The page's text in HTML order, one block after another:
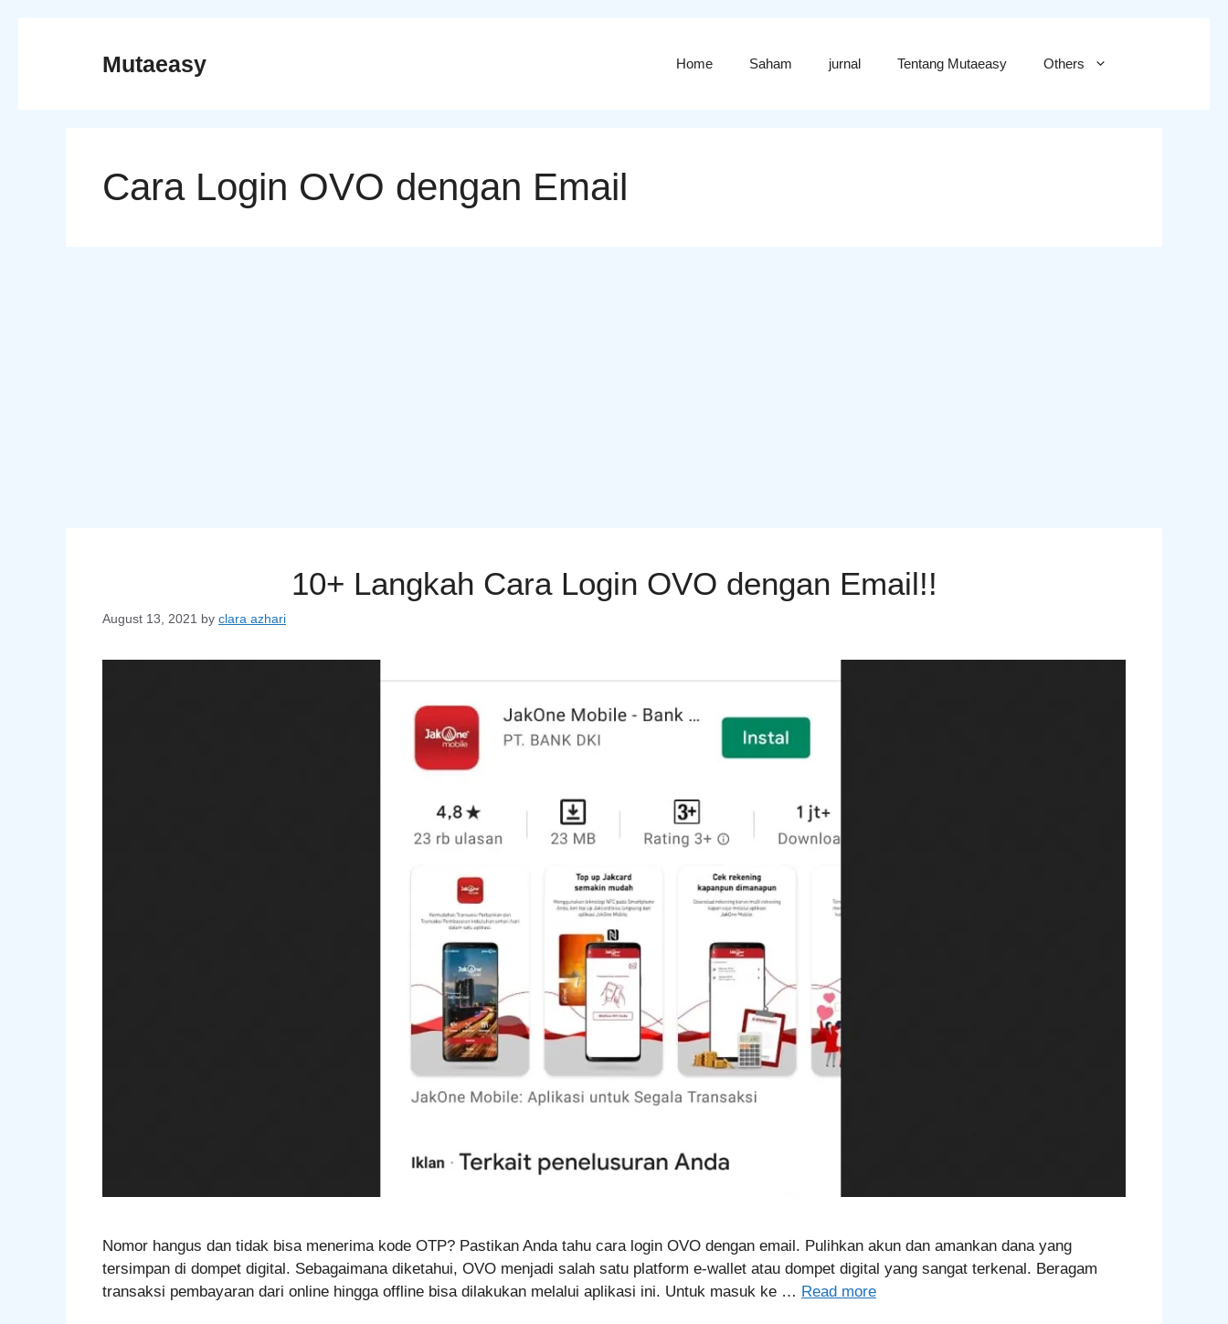
Mutaeasy Home Saham jurnal Tentang Mutaeasy Others
Cara Login OVO dengan Email
10+ Langkah Cara Login OVO dengan Email!!
August 13, 2021 by clara azhari
Nomor hangus dan tidak bisa menerima kode OTP? Pastikan Anda tahu cara login OVO dengan email. Pulihkan akun dan amankan dana yang
tersimpan di dompet digital. Sebagaimana diketahui, OVO menjadi salah satu platform e-wallet atau dompet digital yang sangat terkenal. Beragam
transaksi pembayaran dari online hingga offline bisa dilakukan melalui aplikasi ini. Untuk masuk ke … Read more